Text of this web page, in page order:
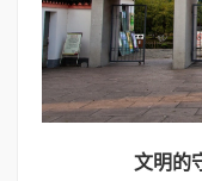
文明的